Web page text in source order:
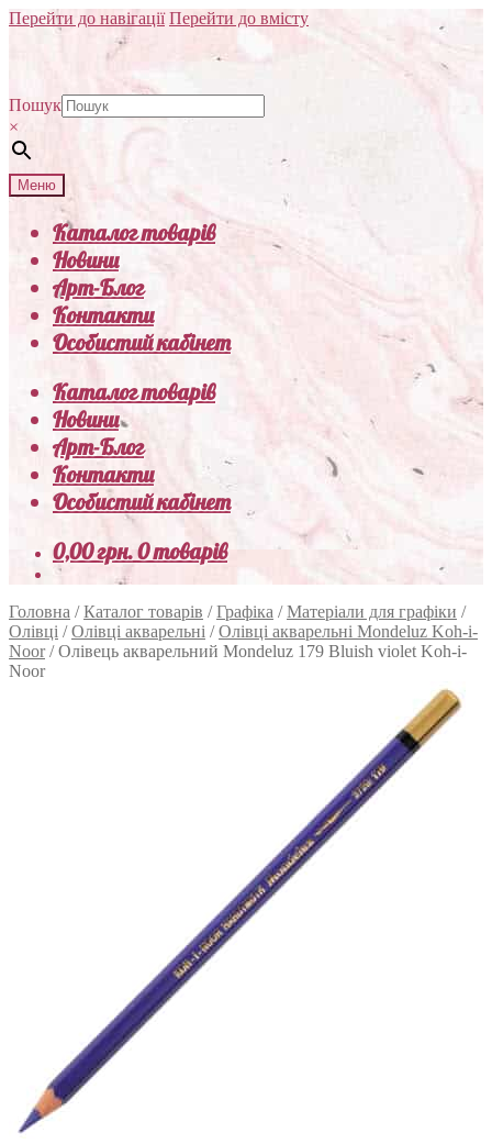
Перейти до навігації Перейти до вмісту
Пошук
×
Меню
Каталог товарів
Новини
Арт-Блог
Контакти
Особистий кабінет
Каталог товарів
Новини
Арт-Блог
Контакти
Особистий кабінет
0,00грн.0 товарів
Головна /Каталог товарів /Графіка /Матеріали для графіки /
Олівці /Олівці акварельні /Олівці акварельні Mondeluz Koh-i-
Noor/Олівець акварельний Mondeluz 179 Bluish violet Koh-i-
Noor